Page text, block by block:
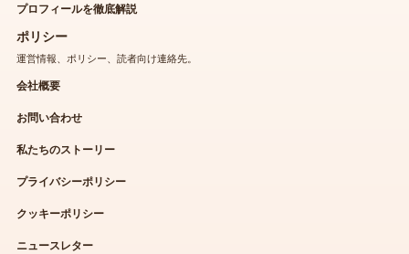
プロフィールを徹底解説
ポリシー
運営情報、ポリシー、読者向け連絡先。
会社概要
お問い合わせ
私たちのストーリー
プライバシーポリシー
クッキーポリシー
ニュースレター